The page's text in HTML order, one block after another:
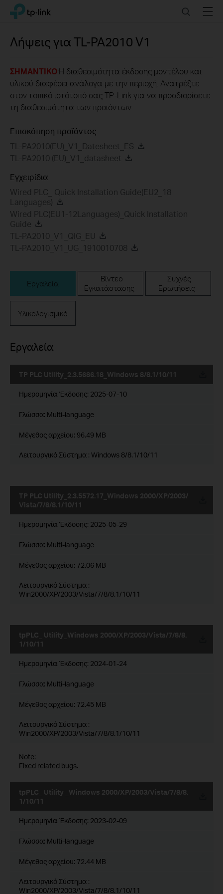
Click
navigation
TP-Link, Reliably Smart SearchMenu
Λήψεις γιαTL-PA2010 V1
ΣΗΜΑΝΤΙΚΟ:Η διαθεσιμότητα έκδοσης μοντέλου και
υλικού διαφέρει ανάλογα με την περιοχή. Ανατρέξτε
στον τοπικό ιστότοπό σας TP-Link για να προσδιορίσετε
τη διαθεσιμότητα των προϊόντων.
Επισκόπηση προϊόντος
TL-PA2010(EU)_V1_Datesheet_ES
TL-PA2010 (EU)_V1_datasheet
Εγχειρίδια
Wired PLC_ Quick Installation Guide(EU2_18
Languages)
Wired PLC(EU1-12Languages)_Quick Installation
Guide
TL-PA2010_V1_QIG_EU
TL-PA2010_V1_UG_1910010708
Εργαλεία
Βίντεο
Εγκατάστασης
Συχνές
Ερωτήσεις
Υλικολογισμικό
Εργαλεία
TP PLC Utility_2.3.5686.18_Windows 8/8.1/10/11
Ημερομηνία Έκδοσης: 2025-07-10
Γλώσσα: Multi-language
Μέγεθος αρχείου: 96.49 MB
Λειτουργικό Σύστημα : Windows 8/8.1/10/11
TP PLC Utility_2.3.5572.17_Windows 2000/XP/2003/
Vista/7/8/8.1/10/11
Ημερομηνία Έκδοσης: 2025-05-29
Γλώσσα: Multi-language
Μέγεθος αρχείου: 72.06 MB
Λειτουργικό Σύστημα :
Win2000/XP/2003/Vista/7/8/8.1/10/11
tpPLC_ Utility_Windows 2000/XP/2003/Vista/7/8/8.
1/10/11
Ημερομηνία Έκδοσης: 2024-01-24
Γλώσσα: Multi-language
Μέγεθος αρχείου: 72.45 MB
Λειτουργικό Σύστημα :
Win2000/XP/2003/Vista/7/8/8.1/10/11
Note:
Fixed related bugs.
tpPLC_ Utility _Windows 2000/XP/2003/Vista/7/8/8.
1/10/11
Ημερομηνία Έκδοσης: 2023-02-09
Γλώσσα: Multi-language
Μέγεθος αρχείου: 72.44 MB
Λειτουργικό Σύστημα :
Win2000/XP/2003/Vista/7/8/8.1/10/11